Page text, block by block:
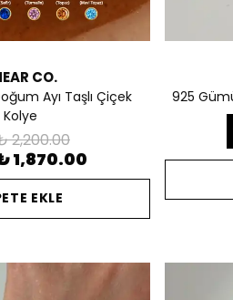
CO.
Ayı Taşlı Çiçek
Kolye
2,200.00
1,870.00
EKLE
925